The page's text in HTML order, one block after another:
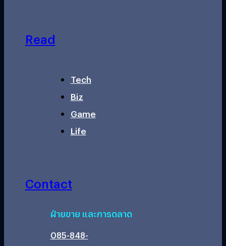
Read
Tech
Biz
Game
Life
Contact
ฝ่ายขาย และการตลาด
085-848-